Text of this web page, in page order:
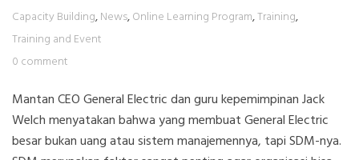
Capacity Building,News,Online Learning Program,Training,
Training and Event
0 comment
Mantan CEO General Electric dan guru kepemimpinan Jack
Welch menyatakan bahwa yang membuat General Electric
besar bukan uang atau sistem manajemennya, tapi SDM-nya.